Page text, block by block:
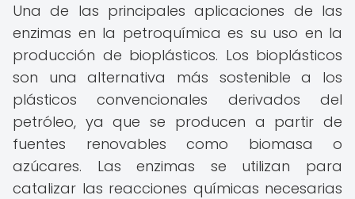
Una de las principales aplicaciones de las
enzimas en la petroquímica es su uso en la
producción de bioplásticos. Los bioplásticos
son una alternativa más sostenible a los
plásticos convencionales derivados del
petróleo, ya que se producen a partir de
fuentes renovables como biomasa o
azúcares. Las enzimas se utilizan para
catalizar las reacciones químicas necesarias